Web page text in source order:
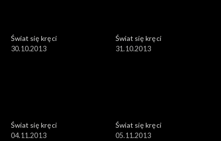
Świat się kręci
30.10.2013
Świat się kręci
31.10.2013
Świat się kręci
04.11.2013
Świat się kręci
05.11.2013